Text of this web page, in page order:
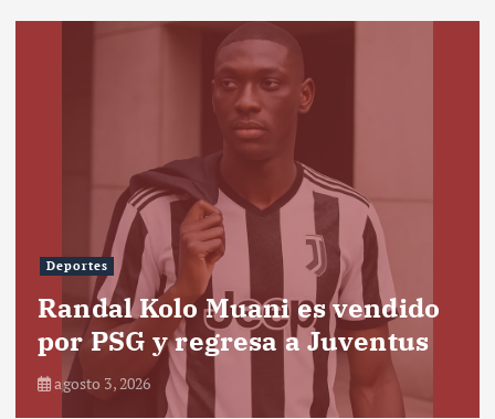
Deportes
Randal Kolo Muani es vendido
por PSG y regresa a Juventus
agosto 3, 2026